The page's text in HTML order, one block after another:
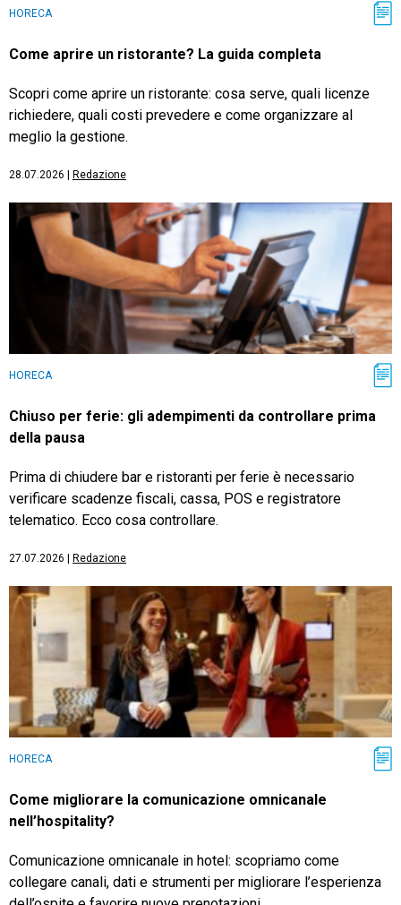
HORECA
Come aprire un ristorante? La guida completa
Scopri come aprire un ristorante: cosa serve, quali licenze
richiedere, quali costi prevedere e come organizzare al
meglio la gestione.
28.07.2026 Redazione
HORECA
Chiuso per ferie: gli adempimenti da controllare prima
della pausa
Prima di chiudere bar e ristoranti per ferie è necessario
verificare scadenze fiscali, cassa, POS e registratore
telematico. Ecco cosa controllare.
27.07.2026 Redazione
HORECA
Come migliorare la comunicazione omnicanale
nell’hospitality?
Comunicazione omnicanale in hotel: scopriamo come
collegare canali, dati e strumenti per migliorare l’esperienza